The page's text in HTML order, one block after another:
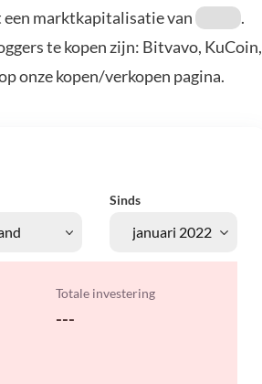
een marktkapitalisatie van
.
te kopen zijn: Bitvavo, KuCoin,
onze kopen/verkopen pagina.
Sinds
Totale investering
---